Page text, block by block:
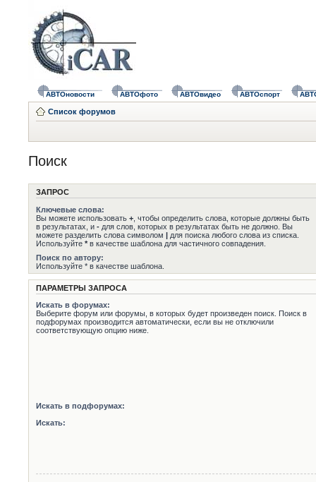
АВТОновости АВТОфото АВТОвидео АВТОспорт
Список форумов
Поиск
ЗАПРОС
Ключевые слова:
Вы можете использовать + , чтобы определить слова, которые должны быть
в результатах, и - для слов, которых в результатах быть не должно. Вы
можете разделить слова символом | для поиска любого слова из списка.
Используйте * в качестве шаблона для частичного совпадения.
Поиск по автору:
Используйте * в качестве шаблона.
ПАРАМЕТРЫ ЗАПРОСА
Искать в форумах:
Выберите форум или форумы, в которых будет произведен поиск. Поиск в
подфорумах производится автоматически, если вы не отключили
соответствующую опцию ниже.
Искать в подфорумах:
Искать: